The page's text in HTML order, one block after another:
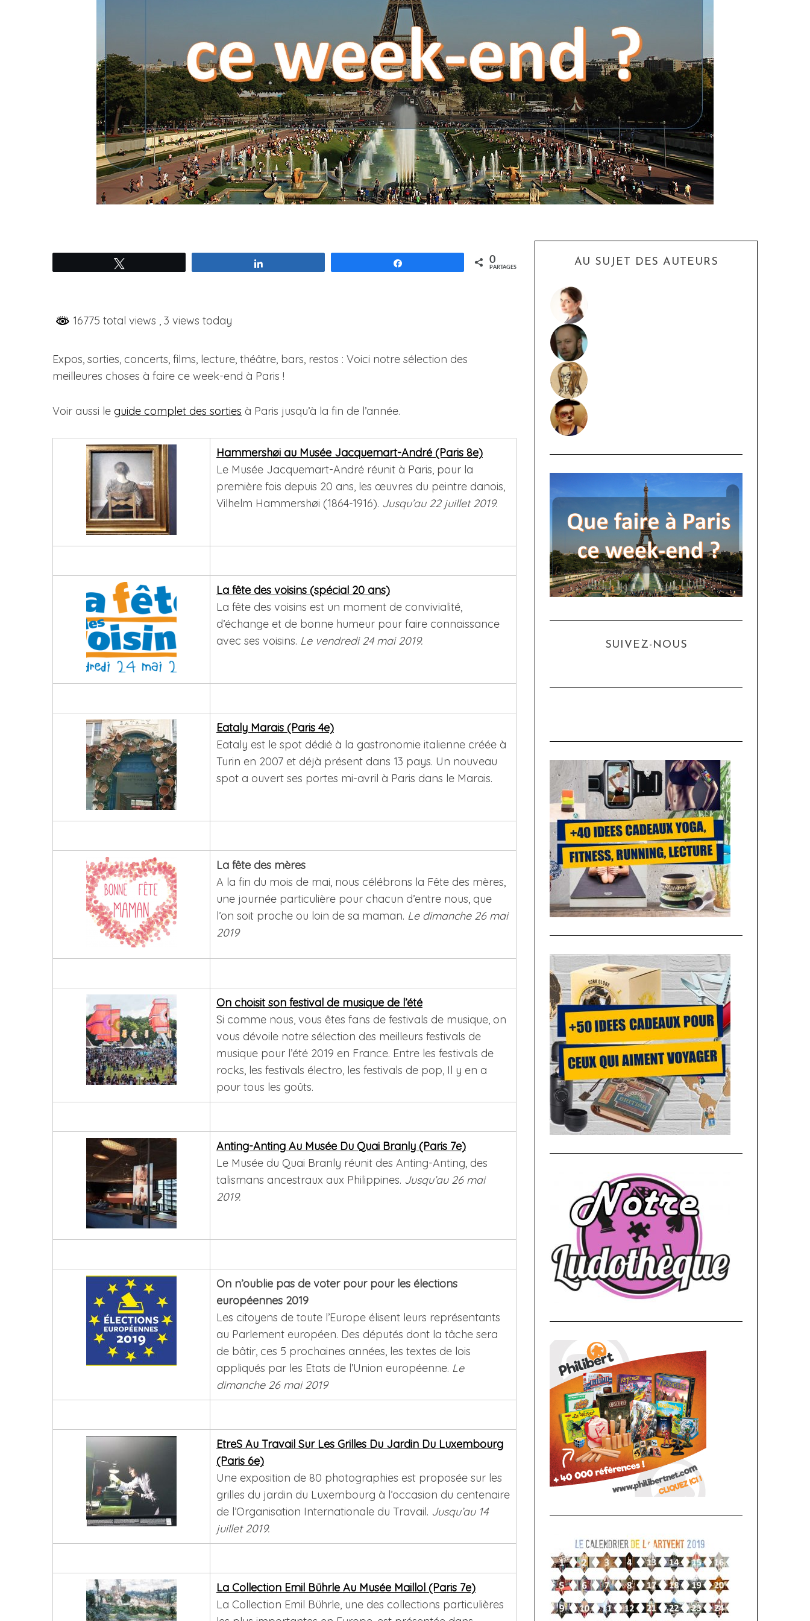
0
PARTAGES
16775 total views , 3 views today
Expos, sorties, concerts, films, lecture, théâtre, bars, restos : Voici notre sélection des
meilleures choses à faire ce week-end à Paris !
Voir aussi le guide complet des sorties à Paris jusqu’à la fin de l’année.
Hammershøi au Musée Jacquemart-André (Paris 8e)
Le Musée Jacquemart-André réunit à Paris, pour la
première fois depuis 20 ans, les œuvres du peintre danois,
Vilhelm Hammershøi (1864-1916). Jusqu’au 22 juillet 2019.
La fête des voisins (spécial 20 ans)
La fête des voisins est un moment de convivialité,
d’échange et de bonne humeur pour faire connaissance
avec ses voisins. Le vendredi 24 mai 2019.
Eataly Marais (Paris 4e)
Eataly est le spot dédié à la gastronomie italienne créée à
Turin en 2007 et déjà présent dans 13 pays. Un nouveau
spot a ouvert ses portes mi-avril à Paris dans le Marais.
La fête des mères
A la fin du mois de mai, nous célébrons la Fête des mères,
une journée particulière pour chacun d’entre nous, que
l’on soit proche ou loin de sa maman. Le dimanche 26 mai
2019
On choisit son festival de musique de l’été
Si comme nous, vous êtes fans de festivals de musique, on
vous dévoile notre sélection des meilleurs festivals de
musique pour l’été 2019 en France. Entre les festivals de
rocks, les festivals électro, les festivals de pop, Il y en a
pour tous les goûts.
Anting-Anting Au Musée Du Quai Branly (Paris 7e)
Le Musée du Quai Branly réunit des Anting-Anting, des
talismans ancestraux aux Philippines. Jusqu’au 26 mai
2019.
On n’oublie pas de voter pour pour les élections
européennes 2019
Les citoyens de toute l’Europe élisent leurs représentants
au Parlement européen. Des députés dont la tâche sera
de bâtir, ces 5 prochaines années, les textes de lois
appliqués par les Etats de l’Union européenne. Le
dimanche 26 mai 2019
EtreS Au Travail Sur Les Grilles Du Jardin Du Luxembourg
(Paris 6e)
Une exposition de 80 photographies est proposée sur les
grilles du jardin du Luxembourg à l’occasion du centenaire
de l’Organisation Internationale du Travail. Jusqu’au 14
juillet 2019.
La Collection Emil Bührle Au Musée Maillol (Paris 7e)
La Collection Emil Bührle, une des collections particulières
AU SUJET DES AUTEURS
SUIVEZ-NOUS
S
e
r
c
h
f
: